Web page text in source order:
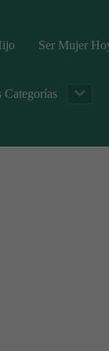
Ser Mujer
Categorías